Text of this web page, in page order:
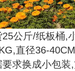
25公斤/纸板桶,
直径36-
求换成小包装